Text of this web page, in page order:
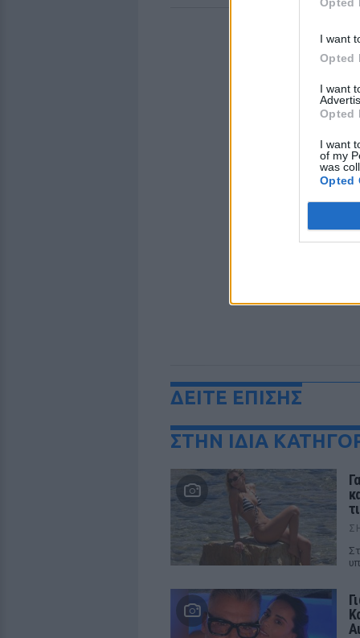
I want
Opted
I want
Opted
I want
of my
was
Opted
ΔΕΙΤΕ ΕΠΙΣΗΣ
ΣΤΗΝ ΙΔΙΑ